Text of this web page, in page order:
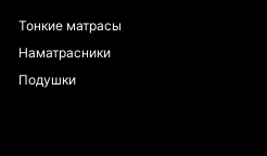
Тонкие матрасы
Наматрасники
Подушки